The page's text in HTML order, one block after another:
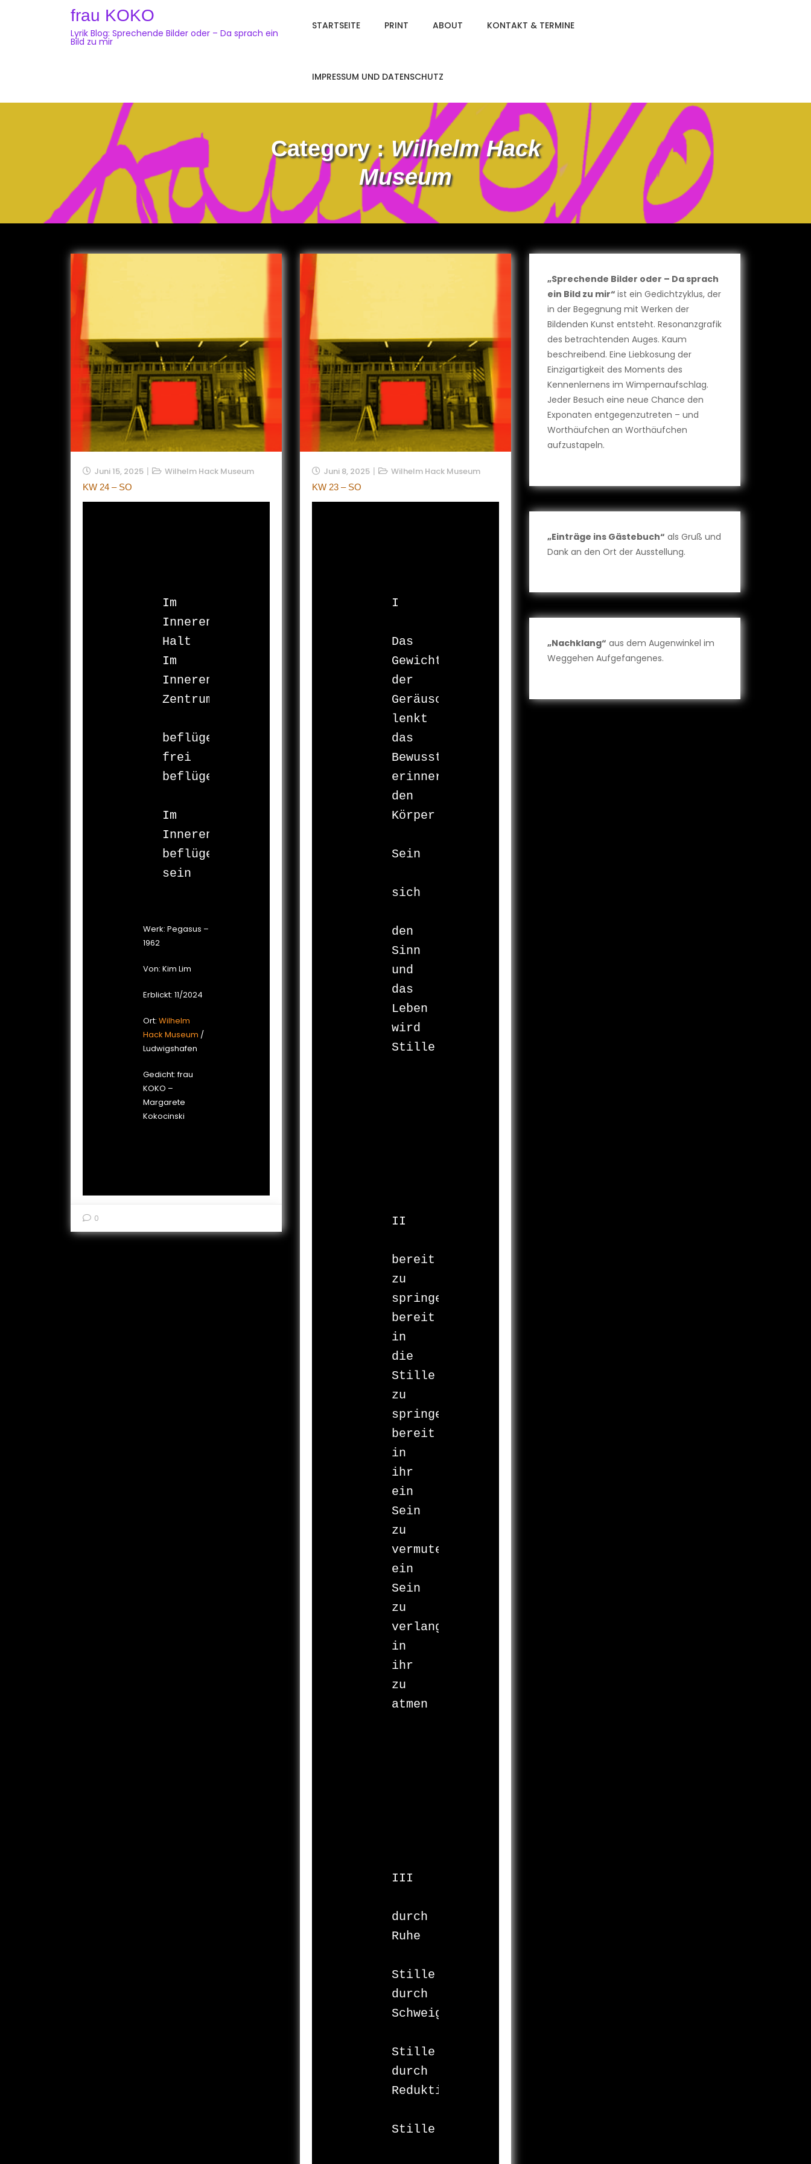
frau KOKO
Lyrik Blog: Sprechende Bilder oder – Da sprach ein
Bild zu mir
STARTSEITE PRINT ABOUT KONTAKT & TERMINE
IMPRESSUM UND DATENSCHUTZ
Category : Wilhelm Hack
Museum
Juni 15, 2025 Wilhelm Hack Museum
KW 24 – SO
Im
Inneren
Halt
Im
Inneren
Zentrum
beflügelt
frei
beflügelt
Im
Inneren
beflügelt
sein
Werk: Pegasus –
1962
Von: Kim Lim
Erblickt: 11/2024
Ort: Wilhelm
Hack Museum /
Ludwigshafen
Gedicht: frau
KOKO –
Margarete
Kokocinski
0
Juni 8, 2025 Wilhelm Hack Museum
KW 23 – SO
I
Das
Gewicht
der
Geräuschlosigkeit
lenkt
das
Bewusstsein
erinnert
den
Körper
Sein
sich
den
Sinn
und
das
Leben
wird
Stille
II
bereit
zu
springen
bereit
in
die
Stille
zu
springen
bereit
in
ihr
ein
Sein
zu
vermuten
ein
Sein
zu
verlangen
in
ihr
zu
atmen
III
durch
Ruhe
Stille
durch
Schweigen
Stille
durch
Reduktion
Stille
„Sprechende Bilder oder – Da sprach
ein Bild zu mir“ ist ein Gedichtzyklus, der
in der Begegnung mit Werken der
Bildenden Kunst entsteht. Resonanzgrafik
des betrachtenden Auges. Kaum
beschreibend. Eine Liebkosung der
Einzigartigkeit des Moments des
Kennenlernens im Wimpernaufschlag.
Jeder Besuch eine neue Chance den
Exponaten entgegenzutreten – und
Worthäufchen an Worthäufchen
aufzustapeln.
„Einträge ins Gästebuch“ als Gruß und
Dank an den Ort der Ausstellung.
„Nachklang“ aus dem Augenwinkel im
Weggehen Aufgefangenes.